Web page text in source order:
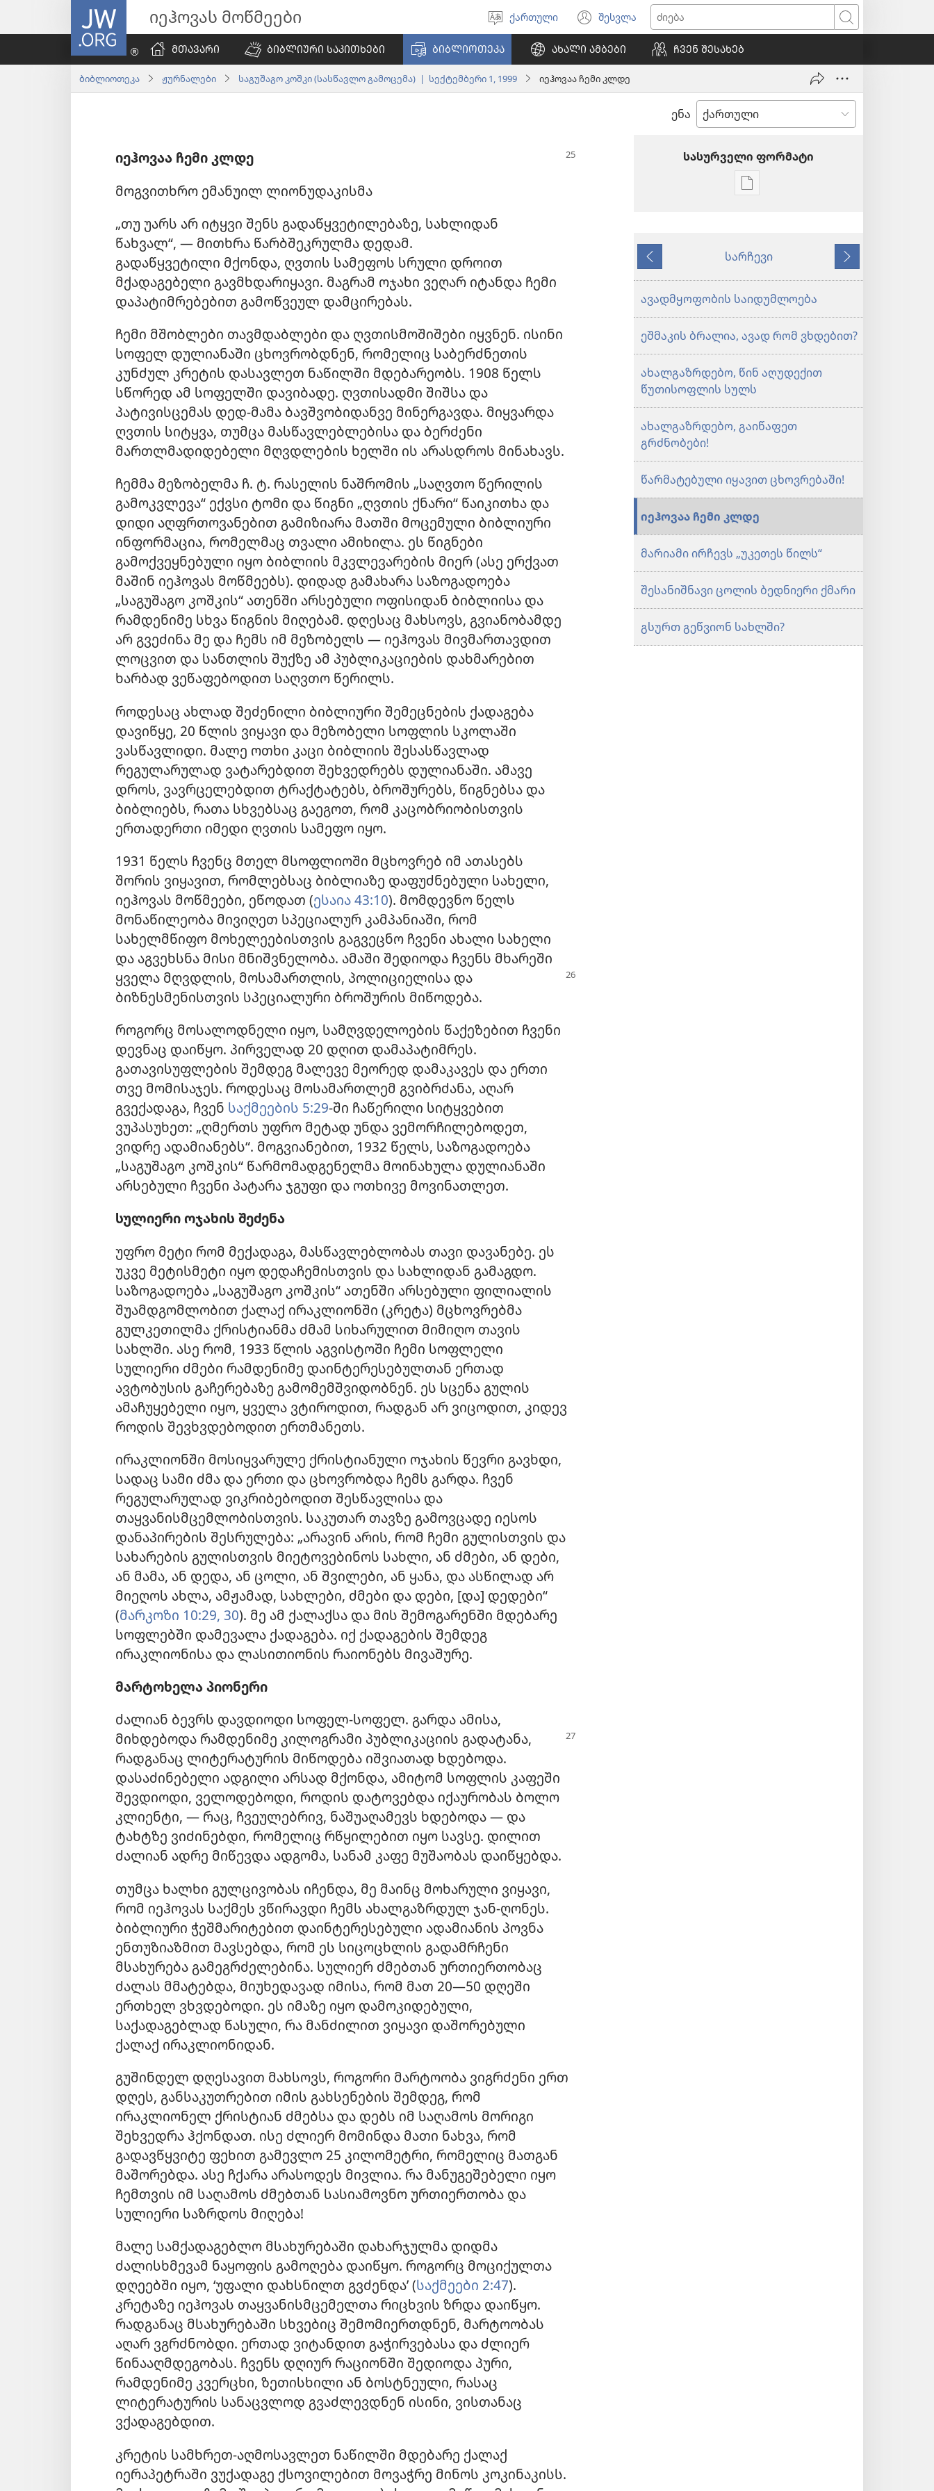
JW.ORG იეჰოვას მოწმეები
აირჩიეთ
ენა
ქართული შესვლა
(გაიხსნება
ახალი
ფანჯარა)
ძიება
ᲛᲗᲐᲕᲐᲠᲘ
ᲑᲘᲑᲚᲘᲣᲠᲘ ᲡᲐᲙᲘᲗᲮᲔᲑᲘ ᲑᲘᲑᲚᲘᲝᲗᲔᲙᲐ ᲐᲮᲐᲚᲘ ᲐᲛᲑᲔᲑᲘ ᲩᲕᲔᲜ ᲨᲔᲡᲐᲮᲔᲑ
ბიბლიოთეკა ჟურნალები საგუშაგო კოშკი (სასწავლო გამოცემა) | სექტემბერი 1, 1999 იეჰოვაა ჩემი კლდე
ენა
იეჰოვაა ჩემი კლდე
მოგვითხრო ემანუილ ლიონუდაკისმა
„თუ უარს არ იტყვი შენს გადაწყვეტილებაზე, სახლიდან
წახვალ“, — მითხრა წარბშეკრულმა დედამ.
გადაწყვეტილი მქონდა, ღვთის სამეფოს სრული დროით
მქადაგებელი გავმხდარიყავი. მაგრამ ოჯახი ვეღარ იტანდა ჩემი
დაპატიმრებებით გამოწვეულ დამცირებას.
ჩემი მშობლები თავმდაბლები და ღვთისმოშიშები იყვნენ. ისინი
სოფელ დულიანაში ცხოვრობდნენ, რომელიც საბერძნეთის
კუნძულ კრეტის დასავლეთ ნაწილში მდებარეობს. 1908 წელს
სწორედ ამ სოფელში დავიბადე. ღვთისადმი შიშსა და
პატივისცემას დედ-მამა ბავშვობიდანვე მინერგავდა. მიყვარდა
ღვთის სიტყვა, თუმცა მასწავლებლებისა და ბერძენი
მართლმადიდებელი მღვდლების ხელში ის არასდროს მინახავს.
ჩემმა მეზობელმა ჩ. ტ. რასელის ნაშრომის „საღვთო წერილის
გამოკვლევა“ ექვსი ტომი და წიგნი „ღვთის ქნარი“ წაიკითხა და
დიდი აღფრთოვანებით გამიზიარა მათში მოცემული ბიბლიური
ინფორმაცია, რომელმაც თვალი ამიხილა. ეს წიგნები
გამოქვეყნებული იყო ბიბლიის მკვლევარების მიერ (ასე ერქვათ
მაშინ იეჰოვას მოწმეებს). დიდად გამახარა საზოგადოება
„საგუშაგო კოშკის“ ათენში არსებული ოფისიდან ბიბლიისა და
რამდენიმე სხვა წიგნის მიღებამ. დღესაც მახსოვს, გვიანობამდე
არ გვეძინა მე და ჩემს იმ მეზობელს — იეჰოვას მივმართავდით
ლოცვით და სანთლის შუქზე ამ პუბლიკაციების დახმარებით
ხარბად ვეწაფებოდით საღვთო წერილს.
როდესაც ახლად შეძენილი ბიბლიური შემეცნების ქადაგება
დავიწყე, 20 წლის ვიყავი და მეზობელი სოფლის სკოლაში
ვასწავლიდი. მალე ოთხი კაცი ბიბლიის შესასწავლად
რეგულარულად ვატარებდით შეხვედრებს დულიანაში. ამავე
დროს, ვავრცელებდით ტრაქტატებს, ბროშურებს, წიგნებსა და
ბიბლიებს, რათა სხვებსაც გაეგოთ, რომ კაცობრიობისთვის
ერთადერთი იმედი ღვთის სამეფო იყო.
1931 წელს ჩვენც მთელ მსოფლიოში მცხოვრებ იმ ათასებს
შორის ვიყავით, რომლებსაც ბიბლიაზე დაფუძნებული სახელი,
იეჰოვას მოწმეები, ეწოდათ (ესაია 43:10). მომდევნო წელს
მონაწილეობა მივიღეთ სპეციალურ კამპანიაში, რომ
სახელმწიფო მოხელეებისთვის გაგვეცნო ჩვენი ახალი სახელი
და აგვეხსნა მისი მნიშვნელობა. ამაში შედიოდა ჩვენს მხარეში
ყველა მღვდლის, მოსამართლის, პოლიციელისა და
ბიზნესმენისთვის სპეციალური ბროშურის მიწოდება.
როგორც მოსალოდნელი იყო, სამღვდელოების წაქეზებით ჩვენი
დევნაც დაიწყო. პირველად 20 დღით დამაპატიმრეს.
გათავისუფლების შემდეგ მალევე მეორედ დამაკავეს და ერთი
თვე მომისაჯეს. როდესაც მოსამართლემ გვიბრძანა, აღარ
გვექადაგა, ჩვენ საქმეების 5:29-ში ჩაწერილი სიტყვებით
ვუპასუხეთ: „ღმერთს უფრო მეტად უნდა ვემორჩილებოდეთ,
ვიდრე ადამიანებს“. მოგვიანებით, 1932 წელს, საზოგადოება
„საგუშაგო კოშკის“ წარმომადგენელმა მოინახულა დულიანაში
არსებული ჩვენი პატარა ჯგუფი და ოთხივე მოვინათლეთ.
სულიერი ოჯახის შეძენა
უფრო მეტი რომ მექადაგა, მასწავლებლობას თავი დავანებე. ეს
უკვე მეტისმეტი იყო დედაჩემისთვის და სახლიდან გამაგდო.
საზოგადოება „საგუშაგო კოშკის“ ათენში არსებული ფილიალის
შუამდგომლობით ქალაქ ირაკლიონში (კრეტა) მცხოვრებმა
გულკეთილმა ქრისტიანმა ძმამ სიხარულით მიმიღო თავის
სახლში. ასე რომ, 1933 წლის აგვისტოში ჩემი სოფლელი
სულიერი ძმები რამდენიმე დაინტერესებულთან ერთად
ავტობუსის გაჩერებაზე გამომემშვიდობნენ. ეს სცენა გულის
ამაჩუყებელი იყო, ყველა ვტიროდით, რადგან არ ვიცოდით, კიდევ
როდის შევხვდებოდით ერთმანეთს.
ირაკლიონში მოსიყვარულე ქრისტიანული ოჯახის წევრი გავხდი,
სადაც სამი ძმა და ერთი და ცხოვრობდა ჩემს გარდა. ჩვენ
რეგულარულად ვიკრიბებოდით შესწავლისა და
თაყვანისმცემლობისთვის. საკუთარ თავზე გამოვცადე იესოს
დანაპირების შესრულება: „არავინ არის, რომ ჩემი გულისთვის და
სახარების გულისთვის მიეტოვებინოს სახლი, ან ძმები, ან დები,
ან მამა, ან დედა, ან ცოლი, ან შვილები, ან ყანა, და ასწილად არ
მიეღოს ახლა, ამჟამად, სახლები, ძმები და დები, [და] დედები“
(მარკოზი 10:29, 30). მე ამ ქალაქსა და მის შემოგარენში მდებარე
სოფლებში დამევალა ქადაგება. იქ ქადაგების შემდეგ
ირაკლიონისა და ლასითიონის რაიონებს მივაშურე.
მარტოხელა პიონერი
ძალიან ბევრს დავდიოდი სოფელ-სოფელ. გარდა ამისა,
მიხდებოდა რამდენიმე კილოგრამი პუბლიკაციის გადატანა,
რადგანაც ლიტერატურის მიწოდება იშვიათად ხდებოდა.
დასაძინებელი ადგილი არსად მქონდა, ამიტომ სოფლის კაფეში
შევდიოდი, ველოდებოდი, როდის დატოვებდა იქაურობას ბოლო
კლიენტი, — რაც, ჩვეულებრივ, ნაშუაღამევს ხდებოდა — და
ტახტზე ვიძინებდი, რომელიც რწყილებით იყო სავსე. დილით
ძალიან ადრე მიწევდა ადგომა, სანამ კაფე მუშაობას დაიწყებდა.
თუმცა ხალხი გულცივობას იჩენდა, მე მაინც მოხარული ვიყავი,
რომ იეჰოვას საქმეს ვწირავდი ჩემს ახალგაზრდულ ჯან-ღონეს.
ბიბლიური ჭეშმარიტებით დაინტერესებული ადამიანის პოვნა
ენთუზიაზმით მავსებდა, რომ ეს სიცოცხლის გადამრჩენი
მსახურება გამეგრძელებინა. სულიერ ძმებთან ურთიერთობაც
ძალას მმატებდა, მიუხედავად იმისა, რომ მათ 20—50 დღეში
ერთხელ ვხვდებოდი. ეს იმაზე იყო დამოკიდებული,
საქადაგებლად წასული, რა მანძილით ვიყავი დაშორებული
ქალაქ ირაკლიონიდან.
გუშინდელ დღესავით მახსოვს, როგორი მარტოობა ვიგრძენი ერთ
დღეს, განსაკუთრებით იმის გახსენების შემდეგ, რომ
ირაკლიონელ ქრისტიან ძმებსა და დებს იმ საღამოს მორიგი
შეხვედრა ჰქონდათ. ისე ძლიერ მომინდა მათი ნახვა, რომ
გადავწყვიტე ფეხით გამევლო 25 კილომეტრი, რომელიც მათგან
მაშორებდა. ასე ჩქარა არასოდეს მივლია. რა მანუგეშებელი იყო
ჩემთვის იმ საღამოს ძმებთან სასიამოვნო ურთიერთობა და
სულიერი საზრდოს მიღება!
მალე სამქადაგებლო მსახურებაში დახარჯულმა დიდმა
ძალისხმევამ ნაყოფის გამოღება დაიწყო. როგორც მოციქულთა
დღეებში იყო, ‘უფალი დახსნილთ გვძენდა’ (საქმეები 2:47).
კრეტაზე იეჰოვას თაყვანისმცემელთა რიცხვის ზრდა დაიწყო.
რადგანაც მსახურებაში სხვებიც შემომიერთდნენ, მარტოობას
აღარ ვგრძნობდი. ერთად ვიტანდით გაჭირვებასა და ძლიერ
წინააღმდეგობას. ჩვენს დღიურ რაციონში შედიოდა პური,
რამდენიმე კვერცხი, ზეთისხილი ან ბოსტნეული, რასაც
ლიტერატურის სანაცვლოდ გვაძლევდნენ ისინი, ვისთანაც
ვქადაგებდით.
კრეტის სამხრეთ-აღმოსავლეთ ნაწილში მდებარე ქალაქ
იერაპეტრაში ვუქადაგე ქსოვილებით მოვაჭრე მინოს კოკინაკისს.
სასურველი ფორმატი
პუბლიკაციების
ᲙᲝᲨᲙᲘ
ᲒᲐᲛᲝᲪᲔᲛᲐ)
სექტემბერი 1,
წინა
სარჩევი
მომდევნო
ავადმყოფობის საიდუმლოება
ეშმაკის ბრალია, ავად რომ ვხდებით?
ახალგაზრდებო, წინ აღუდექით
წუთისოფლის სულს
ახალგაზრდებო, გაიწაფეთ
გრძნობები!
წარმატებული იყავით ცხოვრებაში!
იეჰოვაა ჩემი კლდე
მარიამი ირჩევს „უკეთეს წილს“
შესანიშნავი ცოლის ბედნიერი ქმარი
გსურთ გეწვიონ სახლში?